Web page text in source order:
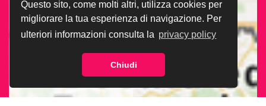
Questo sito, come molti altri, utilizza cookies per
migliorare la tua esperienza di navigazione. Per
ulteriori informazioni consulta la privacy policy
Chiudi